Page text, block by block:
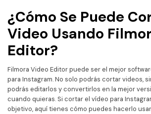
¿Cómo Se Puede
Video Usando
Editor?
Filmora Video Editor puede ser el mejor
para Instagram. No solo podrás cortar videos,
podrás editarlos y convertirlos en la mejor
cuando quieras. Si cortar el vídeo para
objetivo, aquí tienes cómo puedes hacerlo